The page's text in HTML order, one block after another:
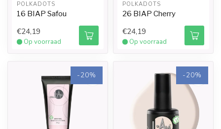
POLKADOTS
16 BIAP Safou
€24,19
Op voorraad
POLKADOTS
26 BIAP Cherry
€24,19
Op voorraad
-20% -20%